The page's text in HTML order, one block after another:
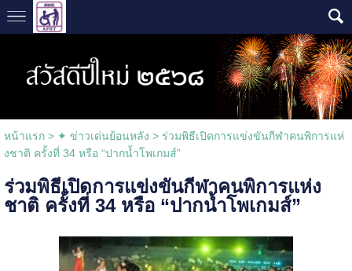
หน้าแรก> ✦ ข่าวเด่นย้อนหลัง > ร่วมพิธีเปิดการแข่งขันกีฬาคนพิการแห่
งชาติ ครั้งที่ 34 หรือ “ปากน้ำโพเกมส์”
ร่วมพิธีเปิดการแข่งขันกีฬาคนพิการแห่ง
ชาติ ครั้งที่ 34 หรือ “ปากน้ำโพเกมส์”